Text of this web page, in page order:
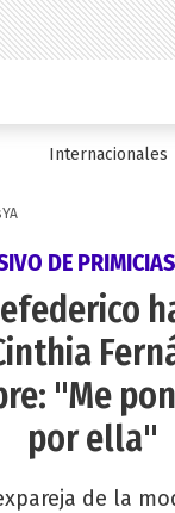
Internacionales
DE
"Me
por ella"
de la